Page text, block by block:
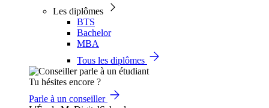
Les diplômes
BTS
Bachelor
MBA
Tous les diplômes
Tu hésites encore ?
Parle à un conseiller